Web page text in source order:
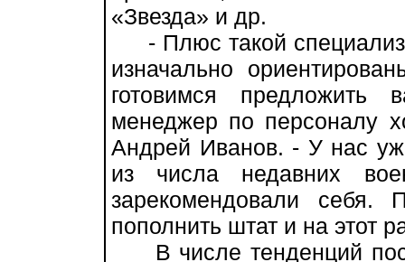
«Звезда» и др.
- Плюс такой
изначально
готовимся предложить
менеджер по персоналу
Андрей Иванов. - У нас
из числа недавних
зарекомендовали себя.
пополнить штат и на этот
В числе тенденций